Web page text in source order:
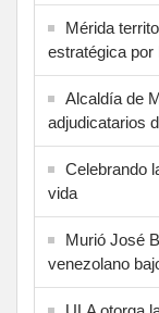
Mérida
estratégica por
Alcaldía de
adjudicatarios
Celebrando
vida
Murió José
venezolano